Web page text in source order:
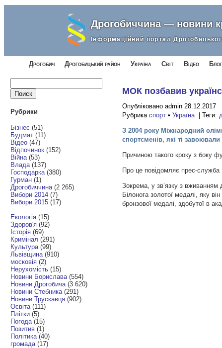
Дрогобиччина — новини
Інформаційний портал
Дрогобич Дрогобицький район Україна Світ Відео
Рубрики
Бізнес (51)
Будмат (11)
Відео (47)
Відпочинок (152)
Війна (53)
Влада (137)
Господарка (380)
Гурман (1)
Дрогобиччина (2 265)
Вибори 2014 (7)
Вибори 2015 (17)
Екологія (15)
Здоров'я (92)
Історія (69)
Кримінал (291)
Культура (99)
Львівщина (910)
московія (2)
Нерухомість (15)
Новини Борислава (554)
Новини Дрогобича (3 620)
Новини Стебника (291)
Новини Трускавця (902)
Освіта (111)
Плітки (5)
Погода (15)
Позитив (1)
Політика (40)
громада (17)
МОК позбавив
Опубліковано admin 28.12.2017
Рубрикаспорт •Україна| Теги:
З 2004 року Міжнародний
спортсменів, які ті завоювали
Причиною такого кроку з боку
Про це повідомляє прес-служба
Зокрема, у зв’язку з вживанням
Білонога золотої медалі, яку
бронзової медалі, здобутої в